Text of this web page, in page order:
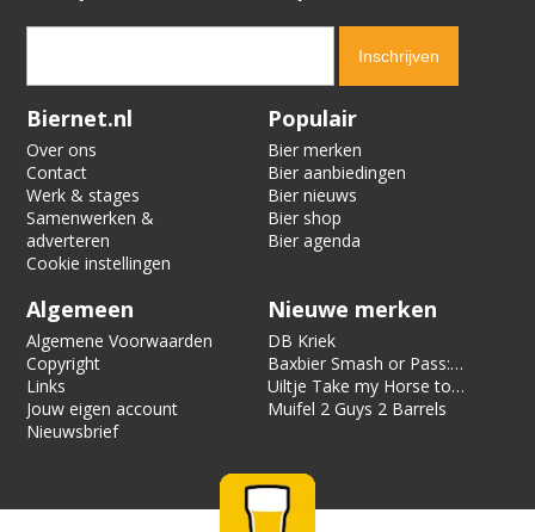
Verification code:
Biernet.nl
Over ons
Contact
Werk & stages
Samenwerken &
adverteren
Cookie instellingen
Populair
Bier merken
Bier aanbiedingen
Bier nieuws
Bier shop
Bier agenda
Algemeen
Algemene Voorwaarden
Copyright
Links
Jouw eigen account
Nieuwsbrief
Nieuwe merken
DB Kriek
Baxbier Smash or Pass:
Strata
Uiltje Take my Horse to
the Hotel Room
Muifel 2 Guys 2 Barrels